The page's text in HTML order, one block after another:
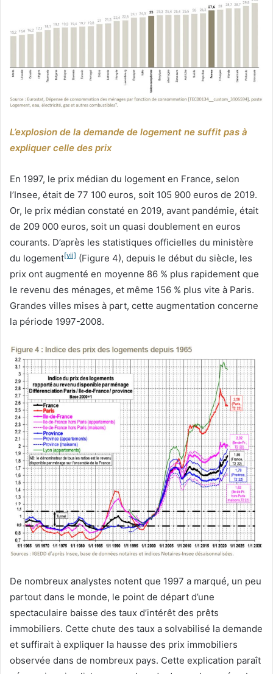
L’explosion de la demande de logement ne suffit pas à
expliquer celle des prix
En 1997, le prix médian du logement en France, selon
l’Insee, était de 77 100 euros, soit 105 900 euros de 2019.
Or, le prix médian constaté en 2019, avant pandémie, était
de 209 000 euros, soit un quasi doublement en euros
courants. D’après les statistiques officielles du ministère
du logement[vii] (Figure 4), depuis le début du siècle, les
prix ont augmenté en moyenne 86 % plus rapidement que
le revenu des ménages, et même 156 % plus vite à Paris.
Grandes villes mises à part, cette augmentation concerne
la période 1997-2008.
De nombreux analystes notent que 1997 a marqué, un peu
partout dans le monde, le point de départ d’une
spectaculaire baisse des taux d’intérêt des prêts
immobiliers. Cette chute des taux a solvabilisé la demande
et suffirait à expliquer la hausse des prix immobiliers
observée dans de nombreux pays. Cette explication paraît